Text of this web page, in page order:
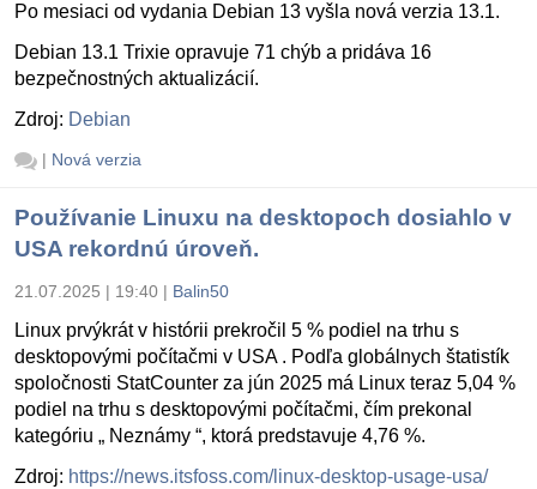
Po mesiaci od vydania Debian 13 vyšla nová verzia 13.1.
Debian 13.1 Trixie opravuje 71 chýb a pridáva 16
bezpečnostných aktualizácií.
Zdroj: Debian
| Nová verzia
Používanie Linuxu na desktopoch dosiahlo v
USA rekordnú úroveň.
21.07.2025 | 19:40 | Balin50
Linux prvýkrát v histórii prekročil 5 % podiel na trhu s
desktopovými počítačmi v USA . Podľa globálnych štatistík
spoločnosti StatCounter za jún 2025 má Linux teraz 5,04 %
podiel na trhu s desktopovými počítačmi, čím prekonal
kategóriu „ Neznámy “, ktorá predstavuje 4,76 %.
Zdroj: https://news.itsfoss.com/linux-desktop-usage-usa/